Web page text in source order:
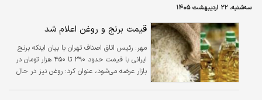
سه‌شنبه، ۲۲ اردیبهشت ۱۴۰۵
قیمت برنج و روغن اعلام شد
مهر: رئیس اتاق اصناف تهران با بیان اینکه برنج
ایرانی با قیمت حدود ۳۹۰ تا ۴۵۰ هزار تومان در
بازار عرضه می‌شود، عنوان کرد: روغن نیز در حال